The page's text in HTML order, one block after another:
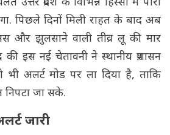
प्रदेश के विभिन्न हिस्सों में पारा
पिछले दिनों मिली राहत के बाद अब
और झुलसाने वाली तीव्र लू की मार
इस नई चेतावनी ने स्थानीय प्रशासन
भी अलर्ट मोड पर ला दिया है, ताकि
निपटा जा सके.
जारी